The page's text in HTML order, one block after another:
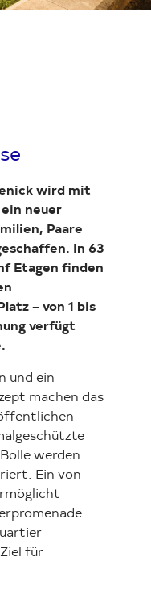
wird mit
neuer
Paare
In 63
Etagen finden
– von 1 bis
verfügt
und ein
machen das
werden
Ein von
für